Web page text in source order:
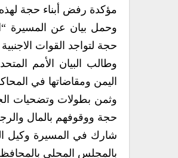
مؤكدة رفض أبناء حجة لهذه
وحمل بيان عن المسيرة
حجة لتواجد القوات
وطالب البيان الأمم
اليمن ومقاضاتها في
وثمن بطولات وتضحيات
حجة ووقوفهم بالمال
شارك في المسيرة وكيل
بالمجلس المحلي